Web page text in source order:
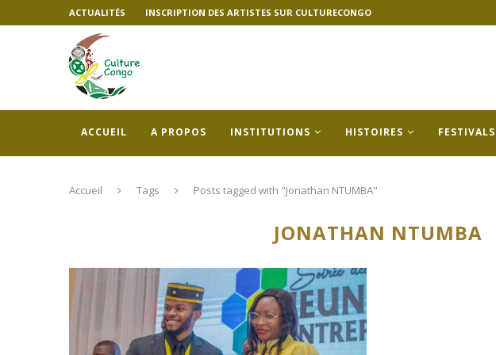
ACTUALITÉS INSCRIPTION DES ARTISTES SUR CULTURECONGO
ACCUEIL A PROPOS INSTITUTIONS HISTOIRES FESTIVALS
Accueil Tags Posts tagged with "Jonathan NTUMBA"
JONATHAN NTUMBA